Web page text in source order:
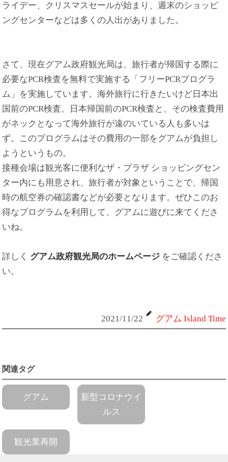
ライデー、クリスマスセールが始まり、週末のショッピ
ングセンターなどは多くの人出がありました。
さて、現在グアム政府観光局は、旅行者が帰国する際に
必要なPCR検査を無料で実施する「フリーPCRプログラ
ム」を実施しています。海外旅行に行きたいけど日本出
国前のPCR検査、日本帰国前のPCR検査と、その検査費用
がネックとなって海外旅行が遠のいている人も多いは
ず。このプログラムはその費用の一部をグアムが負担し
ようというもの。
接種会場は観光客に便利なザ・プラザ ショッピングセン
ター内にも用意され、旅行者が対象ということで、帰国
時の航空券の確認書などが必要となります。ぜひこのお
得なプログラムを利用して、グアムに遊びに来てくださ
いね。
詳しく グアム政府観光局のホームページ をご確認くださ
い。
2021/11/22 グアム Island Time
関連タグ
グアム
新型コロナウイ
ルス
観光業再開